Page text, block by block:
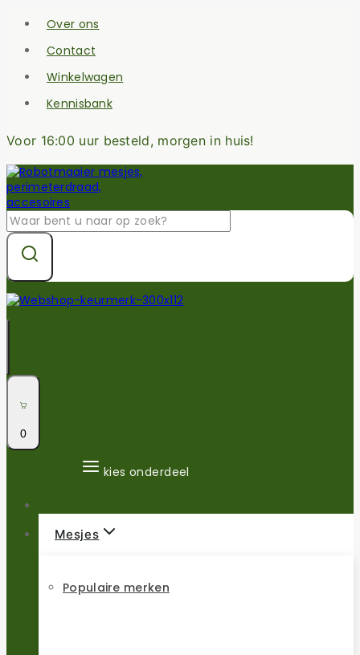
Skip
content
Over ons
Contact
Winkelwagen
Kennisbank
Voor 16:00 uur besteld, morgen in huis!
Zoek
naar:
0
kies onderdeel
Mesjes
Populaire merken